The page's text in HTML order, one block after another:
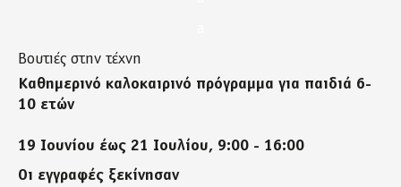
Βουτιές στην τέχνη
Καθημερινό καλοκαιρινό πρόγραμμα για παιδιά 6-
10 ετών
19 Ιουνίου έως 21 Ιουλίου, 9:00 - 16:00
Οι εγγραφές ξεκίνησαν